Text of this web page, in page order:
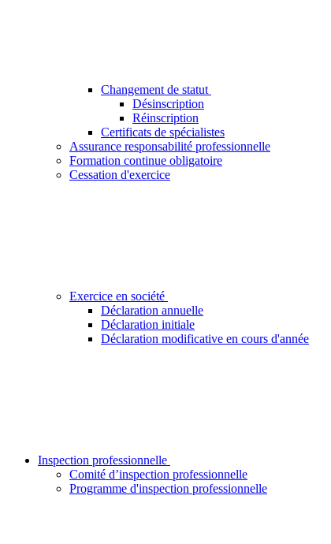
Changement de statut
Désinscription
Réinscription
Certificats de spécialistes
Assurance responsabilité professionnelle
Formation continue obligatoire
Cessation d'exercice
Exercice en société
Déclaration annuelle
Déclaration initiale
Déclaration modificative en cours d'année
Inspection professionnelle
Comité d’inspection professionnelle
Programme d'inspection professionnelle